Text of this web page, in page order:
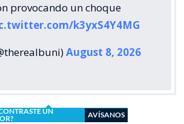
provocando un choque
k3yxS4Y4MG
August 8, 2026
UN
AVÍSANOS